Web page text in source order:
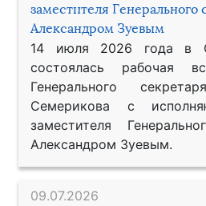
заместителя
Александром Зуевым
14 июля 2026 года в
состоялась рабочая
Генерального
Семерикова с
заместителя
Александром Зуевым.
09.07.2026